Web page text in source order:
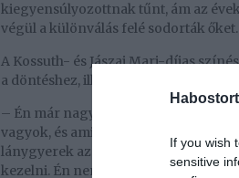
If you wish
sensitive
kiegyensúlyozottnak tűnt, ám az
végül a különválás felé sodorták őket.
A Kossuth- és Jászai Mari-díjas
a döntéshez, illetve milyen
– Én már nagyon régóta éreztem,
vagyok, és amikor Katám
lánygyerek az apjával, satöbbi,
kezelni. Én nem akarom őt bántani,